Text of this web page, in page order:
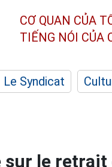
CƠ QUAN CỦA
TIẾNG NÓI CỦA
Le Syndicat
sur le